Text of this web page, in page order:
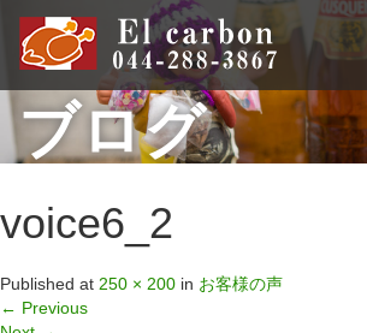
ブログ
voice6_2
Published at 250 × 200 in お客様の声
← Previous